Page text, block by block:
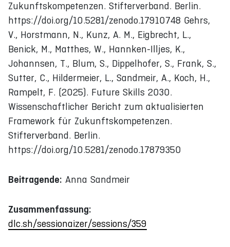
Zukunftskompetenzen. Stifterverband. Berlin.
https://doi.org/10.5281/zenodo.17910748 Gehrs,
V., Horstmann, N., Kunz, A. M., Eigbrecht, L.,
Benick, M., Matthes, W., Hannken-Illjes, K.,
Johannsen, T., Blum, S., Dippelhofer, S., Frank, S.,
Sutter, C., Hildermeier, L., Sandmeir, A., Koch, H.,
Rampelt, F. (2025). Future Skills 2030.
Wissenschaftlicher Bericht zum aktualisierten
Framework für Zukunftskompetenzen.
Stifterverband. Berlin.
https://doi.org/10.5281/zenodo.17879350
Beitragende: Anna Sandmeir
Zusammenfassung:
dlc.sh/sessionaizer/sessions/359